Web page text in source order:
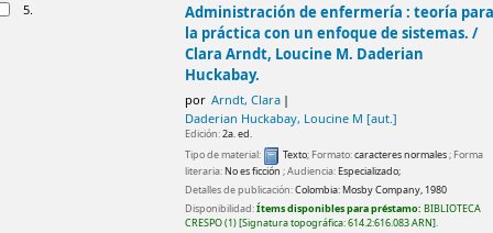
5.
Administración de enfermería : teoría para
la práctica con un enfoque de sistemas. /
Clara Arndt, Loucine M. Daderian
Huckabay.
por Arndt, Clara
Daderian Huckabay, Loucine M [aut.]
Edición:2a. ed.
Tipo de material:
Texto; Formato:caracteres normales; Forma
literaria:No es ficción ; Audiencia:Especializado;
Detalles de publicación:Colombia:Mosby Company, 1980
Disponibilidad:Ítems disponibles para préstamo: BIBLIOTECA
CRESPO(1) Signatura topográfica:614.2:616.083 ARN .